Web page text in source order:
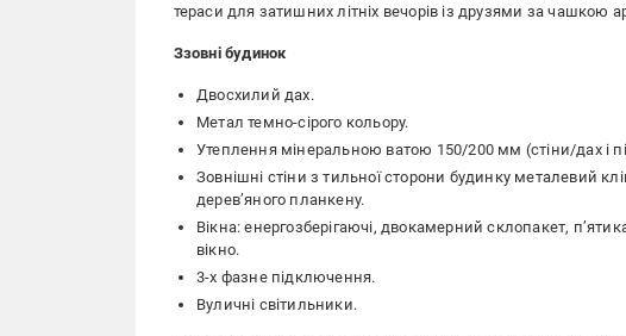
тераси для затишних літніх вечорів із друзями за чашкою
Ззовні будинок
Двосхилий дах.
Метал темно-сірого кольору.
Утеплення мінеральною ватою 150/200 мм (стіни/дах і
Зовнішні стіни з тильної сторони будинку металевий
дерев’яного планкену.
Вікна: енергозберігаючі, двокамерний склопакет,
вікно.
3-х фазне підключення.
Вуличні світильники.